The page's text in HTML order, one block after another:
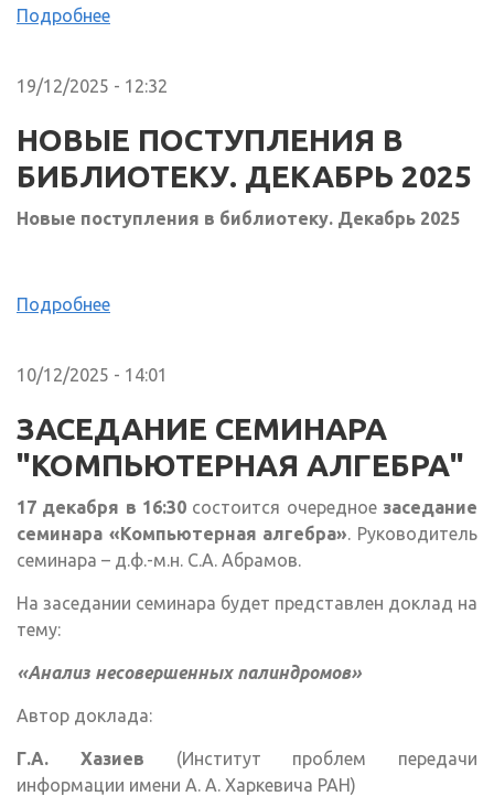
Подробнее
19/12/2025 - 12:32
НОВЫЕ ПОСТУПЛЕНИЯ В
БИБЛИОТЕКУ. ДЕКАБРЬ 2025
Новые поступления в библиотеку. Декабрь 2025
Подробнее
10/12/2025 - 14:01
ЗАСЕДАНИЕ СЕМИНАРА
"КОМПЬЮТЕРНАЯ АЛГЕБРА"
17 декабря в 16:30 состоится очередное заседание
семинара «Компьютерная алгебра». Руководитель
семинара – д.ф.-м.н. С.А. Абрамов.
На заседании семинара будет представлен доклад на
тему:
«Анализ несовершенных палиндромов»
Автор доклада:
Г.А. Хазиев (Институт проблем передачи
информации имени А. А. Харкевича РАН)